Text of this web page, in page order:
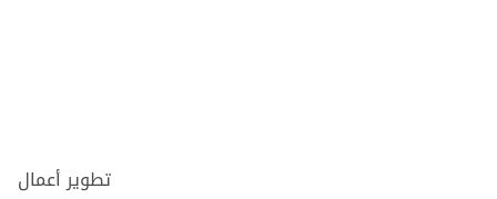
تطوير أعمال